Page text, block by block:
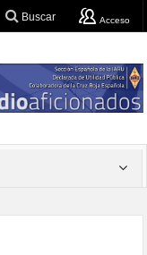
Buscar Acceso